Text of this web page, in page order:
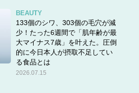
BEAUTY
133個のシワ、303個の毛穴が減
少！たった6週間で「肌年齢が最
大マイナス7歳」を叶えた。圧倒
的に今日本人が摂取不足してい
る食品とは
2026.07.15